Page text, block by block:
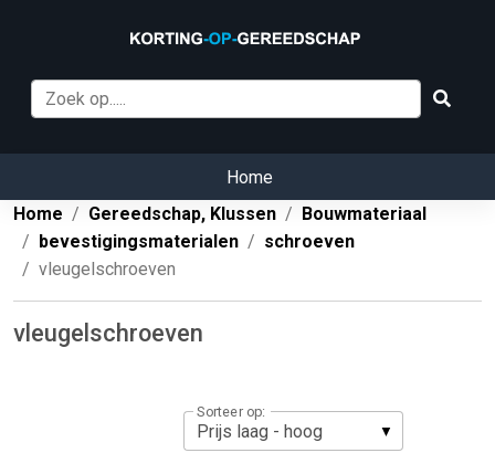
Home
Home
Gereedschap, Klussen
Bouwmateriaal
bevestigingsmaterialen
schroeven
vleugelschroeven
vleugelschroeven
Sorteer op: